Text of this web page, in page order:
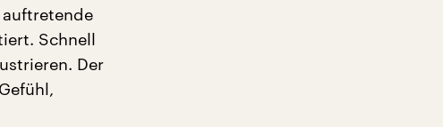
Schnell
Der